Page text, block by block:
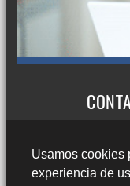
Usamos cookies
experiencia de
contacto con
de